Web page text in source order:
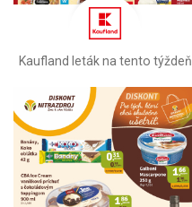
Kaufland leták na tento týždeň